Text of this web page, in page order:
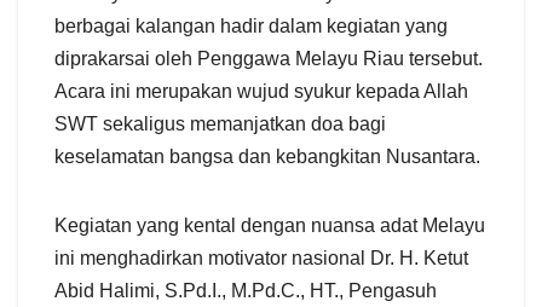
berbagai kalangan hadir dalam kegiatan yang
diprakarsai oleh Penggawa Melayu Riau tersebut.
Acara ini merupakan wujud syukur kepada Allah
SWT sekaligus memanjatkan doa bagi
keselamatan bangsa dan kebangkitan Nusantara.
​Kegiatan yang kental dengan nuansa adat Melayu
ini menghadirkan motivator nasional Dr. H. Ketut
Abid Halimi, S.Pd.I., M.Pd.C., HT., Pengasuh